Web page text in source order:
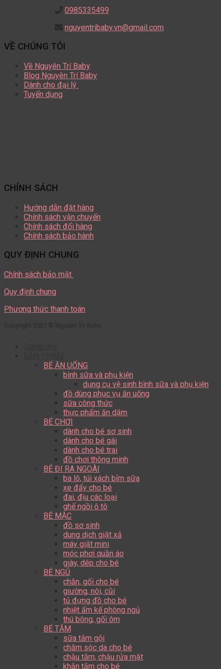
0985335499
nguyentribaby.vn@gmail.com
VỀ CHÚNG TÔI
Về Nguyên Trí Baby
Blog Nguyên Trí Baby
Dành cho đại lý
Tuyển dụng
CHÍNH SÁCH
Hướng dẫn đặt hàng
Chính sách vận chuyển
Chính sách đổi hàng
Chính sách bảo hành
QUY ĐỊNH CHUNG
Chính sách bảo mật
Quy định chung
Phương thức thanh toán
Copyright 2021 © Nguyên Trí Baby.
BÉ ĂN UỐNG
bình sữa và phụ kiện
dụng cụ vệ sinh bình sữa và phụ kiện
đồ dùng phục vụ ăn uống
sữa công thức
thực phẩm ăn dặm
BÉ CHƠI
dành cho bé sơ sinh
dành cho bé gái
dành cho bé trai
đồ chơi thông minh
BÉ ĐI RA NGOÀI
ba lô, túi xách bỉm sữa
xe đẩy cho bé
đai, địu các loại
ghế ngồi ô tô
BÉ MẶC
đồ sơ sinh
dung dịch giặt xả
máy giặt mini
móc phơi quần áo
giày, dép cho bé
BÉ NGỦ
chăn, gối cho bé
giường, nôi, cũi
tủ đựng đồ cho bé
nhiệt ẩm kế phòng ngủ
thú bông, gối ôm
BÉ TẮM
sữa tắm gội
chăm sóc da cho bé
chậu tắm, chậu rửa mặt
khăn tắm cho bé